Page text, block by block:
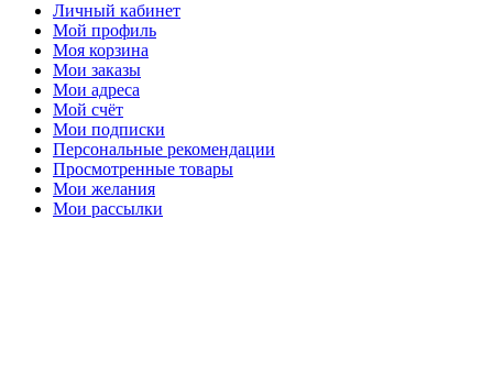
Личный кабинет
Мой профиль
Моя корзина
Мои заказы
Мои адреса
Мой счёт
Мои подписки
Персональные рекомендации
Просмотренные товары
Мои желания
Мои рассылки